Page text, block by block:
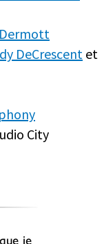
DeCrescent et
City